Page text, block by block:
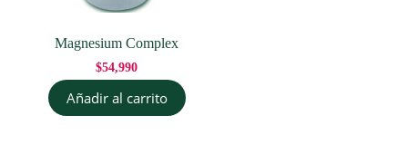
Magnesium Complex
$54,990
Añadir al carrito